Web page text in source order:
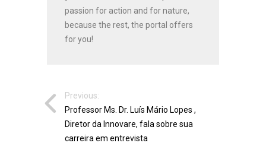
passion for action and for nature,
because the rest, the portal offers
for you!
Previous:
Professor Ms. Dr. Luís Mário Lopes ,
Diretor da Innovare, fala sobre sua
carreira em entrevista